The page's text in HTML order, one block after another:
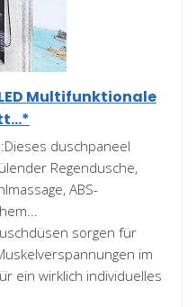
Multifunktionale
duschpaneel
Regendusche,
ABS-
sorgen für
im
ein wirklich individuelles